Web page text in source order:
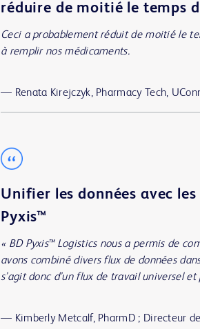
réduire de moitié le temps
Ceci a probablement réduit de moitié le
à remplir nos médicaments.
— Renata Kirejczyk, Pharmacy Tech,
Unifier les données avec
Pyxis™
« BD Pyxis™ Logistics nous a permis de
avons combiné divers flux de données
s’agit donc d’un flux de travail universel
— Kimberly Metcalf, PharmD ; Directeur